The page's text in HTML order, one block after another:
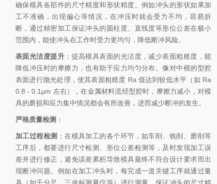
确保模具各部件的尺寸精度和形状精度。例如冲头的形状如果加
工不准确，出现偏心等情况，在冲压时就会受力不均，容易折
断，通过精密加工保证冲头的圆柱度、直线度等形位公差在极小
范围内，能使冲头在工作时受力更均匀，降低断冲风险。
表面光洁度提升 ：提高模具表面的光洁度，减少表面粗糙度，能
降低冲压时的摩擦力，也有助于应力均匀分布。像对中模的型腔
表面进行抛光处理，使其表面粗糙度 Ra 值达到较低水平（如 Ra
0.8 - 0.1μm 左右），在金属材料流经型腔时，摩擦力减小，对模
具的磨损和应力集中情况都会有所改善，进而减少断冲的发生。
严格质量检测 ：
加工过程检测 ：在模具加工的各个环节，如车削、铣削、磨削等
工序后，都要进行尺寸检测、形位公差检测等，及时发现加工误
差并进行修正，避免误差累积导致模具最终不符合设计要求而出
现断冲问题。例如在加工冲头时，每完成一道关键工序就通过量